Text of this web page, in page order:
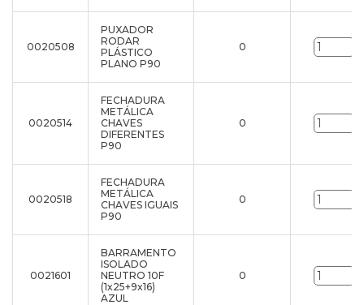
0020508
PUXADOR
RODAR
PLÁSTICO
PLANO P90
0
0020514
FECHADURA
METÁLICA
CHAVES
DIFERENTES
P90
0
0020518
FECHADURA
METÁLICA
CHAVES IGUAIS
P90
0
0021601
BARRAMENTO
ISOLADO
NEUTRO 10F
(1x25+9x16)
AZUL
0